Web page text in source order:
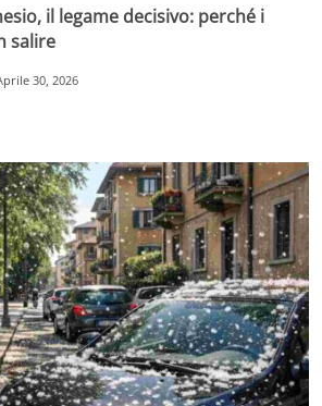
il legame decisivo: perché i
salire
30, 2026